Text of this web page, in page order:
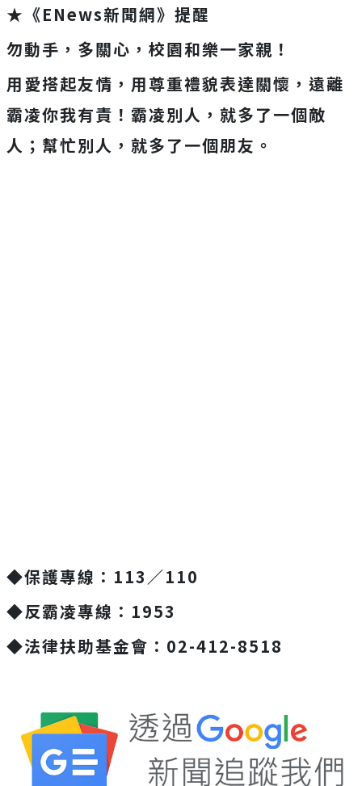
★《ENews新聞網》提醒
勿動手，多關心，校園和樂一家親！
用愛搭起友情，用尊重禮貌表達關懷，遠離
霸凌你我有責！霸凌別人，就多了一個敵
人；幫忙別人，就多了一個朋友。
◆保護專線：113／110
◆反霸凌專線：1953
◆法律扶助基金會：02-412-8518